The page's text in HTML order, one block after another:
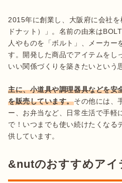
2015年に創業し、大阪府に会社
ドナット）」。名前の由来は
人やものを「ボルト」、メーカー
す。開発した商品でアイテムをし
いい関係づくりを築きたいという
主に、小道具や調理器具などを安
を販売しています。その他には、
ー、お弁当など、日常生活で手軽
で！いつまでも使い続けたくなる
供しています。
&nutのおすすめアイ